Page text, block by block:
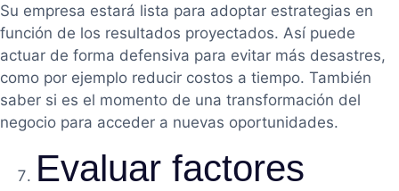
Su empresa estará lista para adoptar estrategias en
función de los resultados proyectados. Así puede
actuar de forma defensiva para evitar más desastres,
como por ejemplo reducir costos a tiempo. También
saber si es el momento de una transformación del
negocio para acceder a nuevas oportunidades.
Evaluar factores